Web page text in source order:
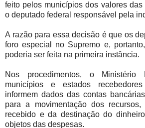
feito pelos municípios dos valores das
o deputado federal responsável pela
A razão para essa decisão é que os
foro especial no Supremo e,
poderia ser feita na primeira instância.
Nos procedimentos, o
municípios e estados
informem dados das contas
para a movimentação dos
recebido e da destinação do
objetos das despesas.